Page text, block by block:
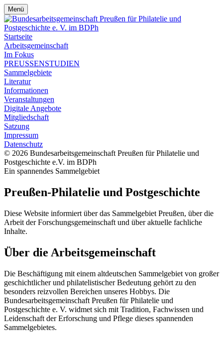
Menü
Startseite
Arbeitsgemeinschaft
Im Fokus
PREUSSENSTUDIEN
Sammelgebiete
Literatur
Informationen
Veranstaltungen
Digitale Angebote
Mitgliedschaft
Satzung
Impressum
Datenschutz
© 2026 Bundesarbeitsgemeinschaft Preußen für Philatelie und
Postgeschichte e.V. im BDPh
Ein spannendes Sammelgebiet
Preußen-Philatelie und Postgeschichte
Diese Website informiert über das Sammelgebiet Preußen, über die
Arbeit der Forschungsgemeinschaft und über aktuelle fachliche
Inhalte.
Über die Arbeitsgemeinschaft
Die Beschäftigung mit einem altdeutschen Sammelgebiet von großer
geschichtlicher und philatelistischer Bedeutung gehört zu den
besonders reizvollen Bereichen unseres Hobbys. Die
Bundesarbeitsgemeinschaft Preußen für Philatelie und
Postgeschichte e. V. widmet sich mit Tradition, Fachwissen und
Leidenschaft der Erforschung und Pflege dieses spannenden
Sammelgebietes.